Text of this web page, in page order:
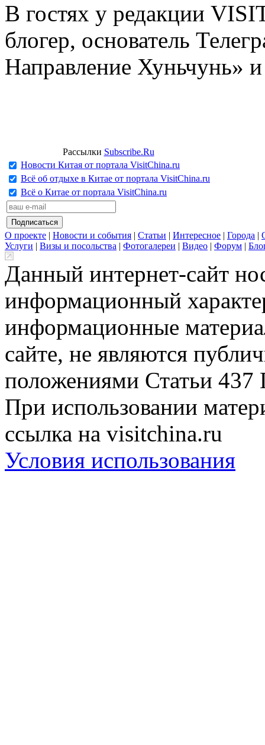
В гостях у редакции
блогер, основатель
Направление Хуньчунь»
Рассылки Subscribe.Ru
Новости Китая от портала VisitChina.ru
Всё об отдыхе в Китае от портала VisitChina.ru
Всё о Китае от портала VisitChina.ru
О проекте | Новости и события | Статьи | Интересное | Города |
Услуги | Визы и посольства | Фотогалереи | Видео | Форум |
Данный интернет-сайт
информационный
информационные
сайте, не являются
положениями Статьи 437
При использовании
ссылка на visitchina.ru
Условия использования